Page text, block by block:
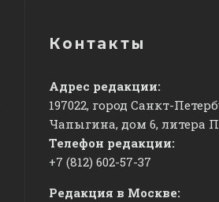
Контакты
Адрес редакции:
197022, город Санкт-
Чапыгина, дом 6, литера
Телефон редакции:
+7 (812) 602-57-37
Редакция в Москве: